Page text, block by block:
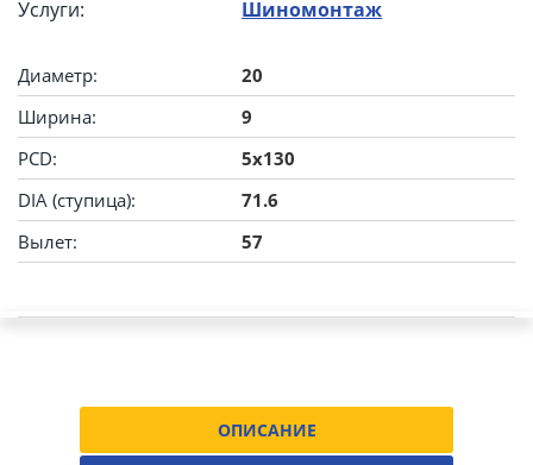
Услуги: Шиномонтаж
Диаметр:
20
Ширина:
9
PCD:
5x130
DIA (ступица):
71.6
Вылет:
57
ОПИСАНИЕ